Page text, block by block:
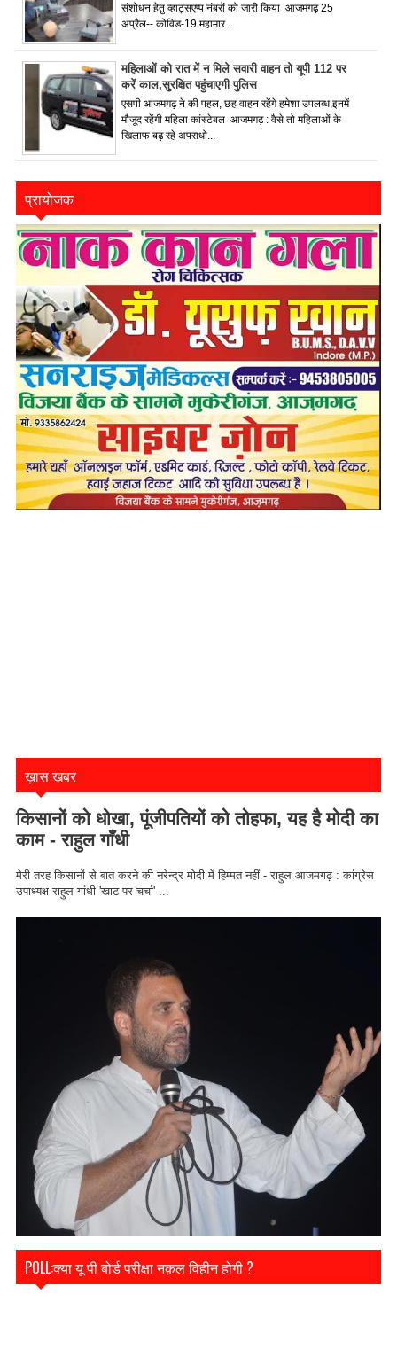
संशोधन हेतु व्हाट्सएप्प नंबरों को जारी किया आजमगढ़ 25
अप्रैल-- कोविड-19 महामार...
महिलाओं को रात में न मिले सवारी वाहन तो यूपी 112 पर
करें काल,सुरक्षित पहुंचाएगी पुलिस
एसपी आजमगढ़ ने की पहल, छह वाहन रहेंगे हमेशा उपलब्ध,इनमें
मौजूद रहेंगी महिला कांस्टेबल आजमगढ़ : वैसे तो महिलाओं के
खिलाफ बढ़ रहे अपराधो...
प्रायोजक
ख़ास खबर
किसानों को धोखा, पूंजीपतियों को तोहफा, यह है मोदी का
काम - राहुल गाँधी
मेरी तरह किसानों से बात करने की नरेन्द्र मोदी में हिम्मत नहीं - राहुल आजमगढ़ : कांग्रेस
उपाध्यक्ष राहुल गांधी 'खाट पर चर्चा' ...
POLL:क्या यू पी बोर्ड परीक्षा नक़ल विहीन होगी ?